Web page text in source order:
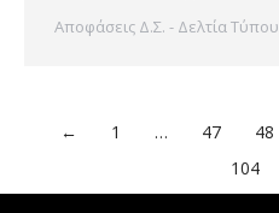
Αποφάσεις Δ.Σ. - Δελτία Τύπου
← 1 … 47 48
104